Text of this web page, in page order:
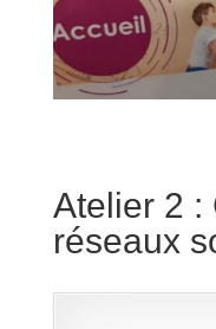
Atelier 2 :
réseaux